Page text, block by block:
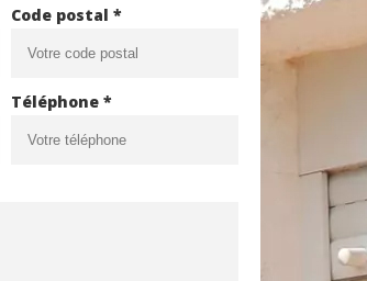
Code postal *
Téléphone *